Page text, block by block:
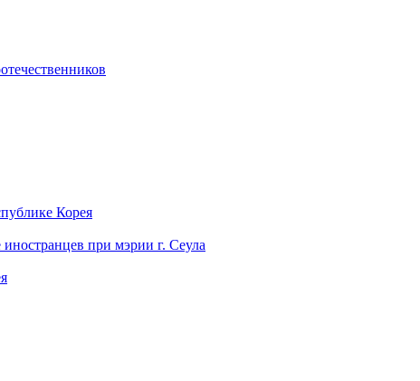
Корея
иностранцев при мэрии г. Сеула